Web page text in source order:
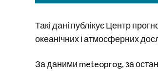
Такі дані публікує Центр
океанічних і атмосферних
За даними meteoprog, за